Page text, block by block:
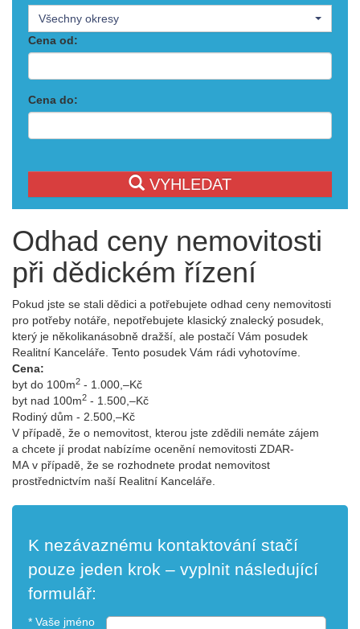
Všechny okresy
Cena od:
Cena do:
VYHLEDAT
Odhad ceny nemovitosti
při dědickém řízení
Pokud jste se stali dědici a potřebujete odhad ceny nemovitosti
pro potřeby notáře, nepotřebujete klasický znalecký posudek,
který je několikanásobně dražší, ale postačí Vám posudek
Realitní Kanceláře. Tento posudek Vám rádi vyhotovíme.
Cena:
byt do 100m2 - 1.000,–Kč
byt nad 100m2 - 1.500,–Kč
Rodiný dům - 2.500,–Kč
V případě, že o nemovitost, kterou jste zdědili nemáte zájem
a chcete jí prodat nabízíme ocenění nemovitosti ZDAR­
MA v případě, že se rozhodnete prodat nemovitost
prostřednictvím naší Realitní Kanceláře.
K nezávaznému kontaktování stačí
pouze jeden krok – vyplnit následující
formulář:
* Vaše jméno